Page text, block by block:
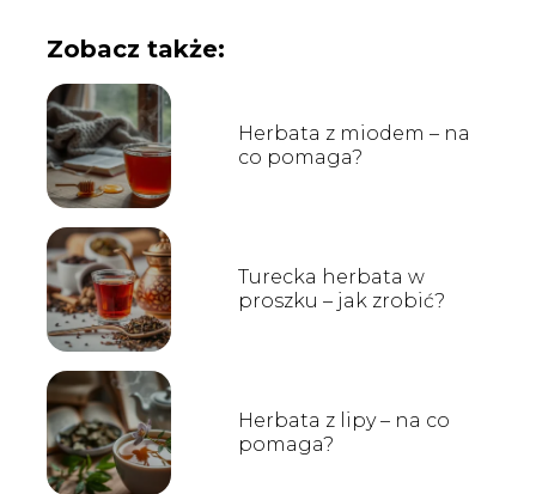
Zobacz także:
Herbata z miodem – na
co pomaga?
Turecka herbata w
proszku – jak zrobić?
Herbata z lipy – na co
pomaga?